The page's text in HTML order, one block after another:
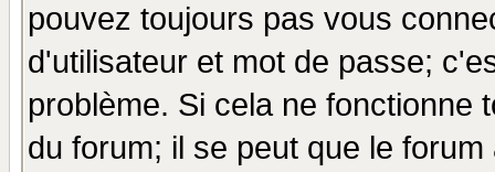
pouvez toujours pas vous
d'utilisateur et mot de passe;
problème. Si cela ne fonctionne
du forum; il se peut que le